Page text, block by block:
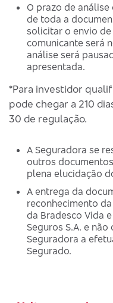
O prazo de
de toda a
solicitar o envio
comunicante será
análise será
apresentada.
*Para investidor
pode chegar a 210
30 de regulação.
A Seguradora se
outros
plena elucidação
A entrega da
reconhecimento
da Bradesco Vida
Seguros S.A. e
Seguradora a
Segurado.